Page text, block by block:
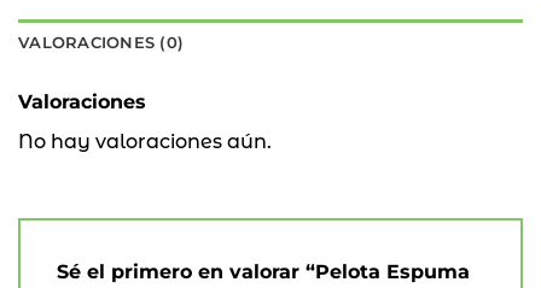
VALORACIONES (0)
Valoraciones
No hay valoraciones aún.
Sé el primero en valorar “Pelota Espuma